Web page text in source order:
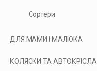
Сортери
ДЛЯ МАМИ І МАЛЮКА
КОЛЯСКИ ТА АВТОКРІСЛА